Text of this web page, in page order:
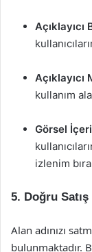
Açıklayıcı
Açıklayıcı
kullanım
Görsel
izlenim
5. Doğru Satış
Alan adınızı
bulunmaktadır.